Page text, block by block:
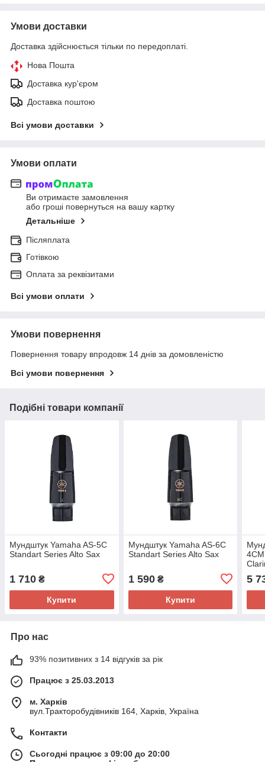
Умови доставки
Доставка здійснюється тільки по передоплаті.
Нова Пошта
Доставка кур'єром
Доставка поштою
Всі умови доставки
Умови оплати
Ви отримаєте замовлення
або гроші повернуться на вашу картку
Детальніше
Післяплата
Готівкою
Оплата за реквізитами
Всі умови оплати
Умови повернення
Повернення товару впродовж 14 днів за домовленістю
Всі умови повернення
Подібні товари компанії
Мундштук Yamaha AS-5C
Standart Series Alto Sax
1 710 ₴
Купити
Мундштук Yamaha AS-6C
Standart Series Alto Sax
1 590₴
Купити
5
Про нас
93% позитивних з 14 відгуків за рік
Працює з 25.03.2013
м. Харків
вул.Тракторобудівників 164, Харків, Україна
Контакти
Сьогодні працює з 09:00 до 20:00